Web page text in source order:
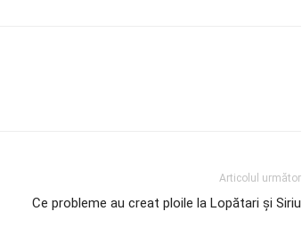
Articolul următor
Ce probleme au creat ploile la Lopătari și Siriu